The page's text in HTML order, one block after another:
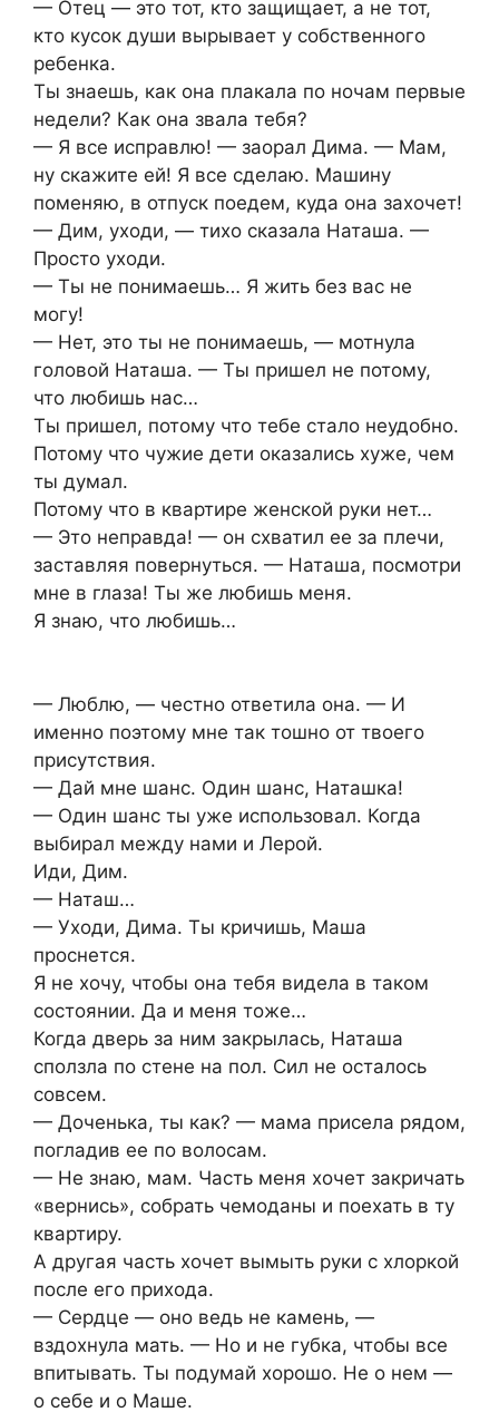
— Отец — это тот, кто защищает, а не тот,
кто кусок души вырывает у собственного
ребенка.
Ты знаешь, как она плакала по ночам первые
недели? Как она звала тебя?
— Я все исправлю! — заорал Дима. — Мам,
ну скажите ей! Я все сделаю. Машину
поменяю, в отпуск поедем, куда она захочет!
— Дим, уходи, — тихо сказала Наташа. —
Просто уходи.
— Ты не понимаешь… Я жить без вас не
могу!
— Нет, это ты не понимаешь, — мотнула
головой Наташа. — Ты пришел не потому,
что любишь нас…
Ты пришел, потому что тебе стало неудобно.
Потому что чужие дети оказались хуже, чем
ты думал.
Потому что в квартире женской руки нет…
— Это неправда! — он схватил ее за плечи,
заставляя повернуться. — Наташа, посмотри
мне в глаза! Ты же любишь меня.
Я знаю, что любишь…
— Люблю, — честно ответила она. — И
именно поэтому мне так тошно от твоего
присутствия.
— Дай мне шанс. Один шанс, Наташка!
— Один шанс ты уже использовал. Когда
выбирал между нами и Лерой.
Иди, Дим.
— Наташ…
— Уходи, Дима. Ты кричишь, Маша
проснется.
Я не хочу, чтобы она тебя видела в таком
состоянии. Да и меня тоже…
Когда дверь за ним закрылась, Наташа
сползла по стене на пол. Сил не осталось
совсем.
— Доченька, ты как? — мама присела рядом,
погладив ее по волосам.
— Не знаю, мам. Часть меня хочет закричать
«вернись», собрать чемоданы и поехать в ту
квартиру.
А другая часть хочет вымыть руки с хлоркой
после его прихода.
— Сердце — оно ведь не камень, —
вздохнула мать. — Но и не губка, чтобы все
впитывать. Ты подумай хорошо. Не о нем —
о себе и о Маше.